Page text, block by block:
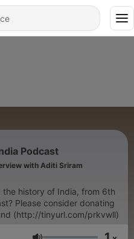
Podcast
with Aditi Sriram
history of India, from 6th
(http://tinyurl.com/prkvwll)